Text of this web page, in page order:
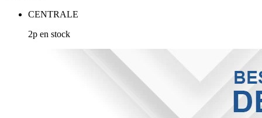
CENTRALE
2p en stock